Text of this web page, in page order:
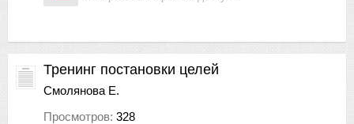
Тренинг постановки целей
Смолянова Е.
Просмотров: 328